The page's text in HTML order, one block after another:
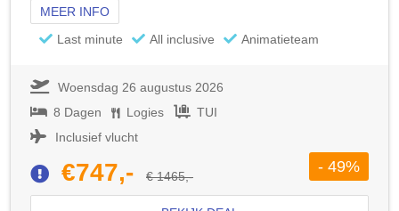
MEER INFO
Last minute
All inclusive Animatieteam
Woensdag 26 augustus 2026
8 Dagen
Logies
TUI
Inclusief vlucht
€747,- € 1465,-
- 49%